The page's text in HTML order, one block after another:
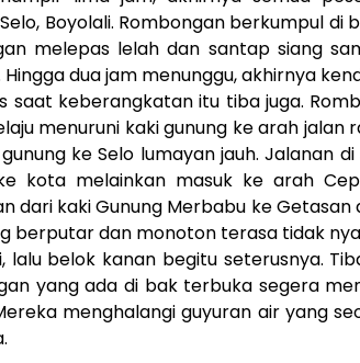
Boyolali. Rombongan berkumpul
melepas lelah dan santap siang
Hingga dua jam menunggu, akhirnya
saat keberangkatan itu tiba juga.
menuruni kaki gunung ke arah jalan
ke Selo lumayan jauh. Jalanan
kota melainkan masuk ke arah
dari kaki Gunung Merbabu ke
berputar dan monoton terasa tidak
lalu belok kanan begitu seterusnya.
yang ada di bak terbuka segera
menghalangi guyuran air yang